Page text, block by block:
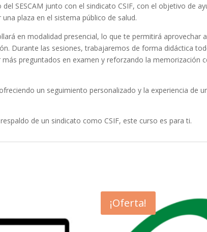
SESCAM junto con el sindicato CSIF, con el objetivo de
plaza en el sistema público de salud.
en modalidad presencial, lo que te permitirá aprovechar
Durante las sesiones, trabajaremos de forma didáctica
preguntados en examen y reforzando la memorización
un seguimiento personalizado y la experiencia de
de un sindicato como CSIF, este curso es para ti.
¡Oferta!